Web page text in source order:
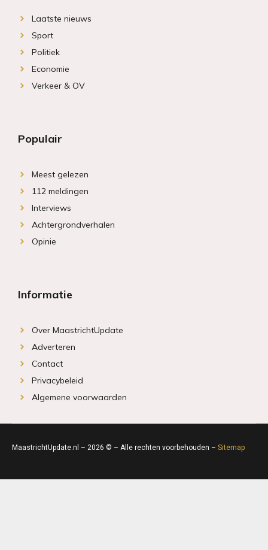
Laatste nieuws
Sport
Politiek
Economie
Verkeer & OV
Populair
Meest gelezen
112 meldingen
Interviews
Achtergrondverhalen
Opinie
Informatie
Over MaastrichtUpdate
Adverteren
Contact
Privacybeleid
Algemene voorwaarden
MaastrichtUpdate.nl – 2026 © – Alle rechten voorbehouden – Sitemap